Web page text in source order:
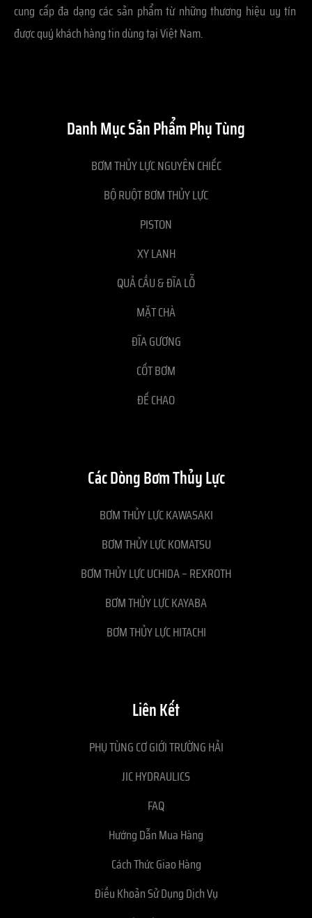
cung cấp đa dạng các sản phẩm từ những thương hiệu uy tín
được quý khách hàng tin dùng tại Việt Nam.
Danh Mục Sản Phẩm Phụ Tùng
BƠM THỦY LỰC NGUYÊN CHIẾC
BỘ RUỘT BƠM THỦY LỰC
PISTON
XY LANH
QUẢ CẦU & ĐĨA LỖ
MẶT CHÀ
ĐĨA GƯƠNG
CỐT BƠM
ĐẾ CHAO
Các Dòng Bơm Thủy Lực
BƠM THỦY LỰC KAWASAKI
BƠM THỦY LỰC KOMATSU
BƠM THỦY LỰC UCHIDA – REXROTH
BƠM THỦY LỰC KAYABA
BƠM THỦY LỰC HITACHI
Liên Kết
PHỤ TÙNG CƠ GIỚI TRƯỜNG HẢI
JIC HYDRAULICS
FAQ
Hướng Dẫn Mua Hàng
Cách Thức Giao Hàng
Điều Khoản Sử Dụng Dịch Vụ